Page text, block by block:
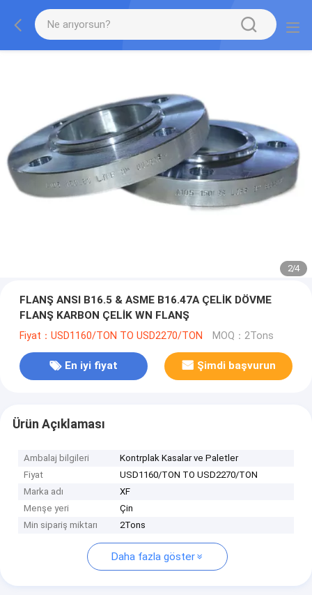
2/4
FLANŞ ANSI B16.5 & ASME B16.47A ÇELİK DÖVME
FLANŞ KARBON ÇELİK WN FLANŞ
Fiyat：USD1160/TON TO USD2270/TON MOQ：2Tons
En iyi fiyat Şimdi başvurun
Ürün Açıklaması
Ambalaj bilgileri
Kontrplak Kasalar ve Paletler
Fiyat
USD1160/TON TO USD2270/TON
Marka adı
XF
Menşe yeri
Çin
Min sipariş miktarı
2Tons
Daha fazla göster